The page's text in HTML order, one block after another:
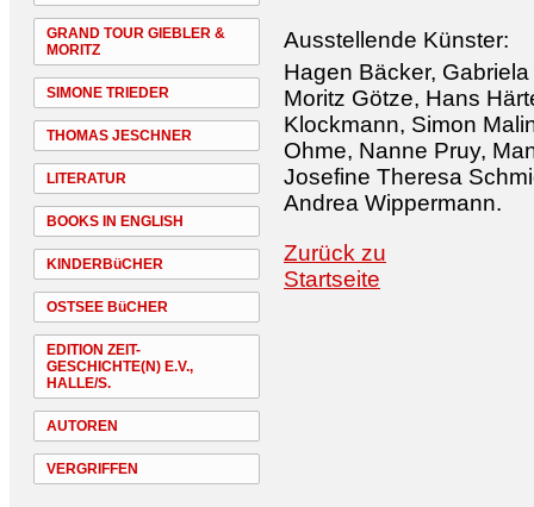
GRAND TOUR GIEBLER &
MORITZ
SIMONE TRIEDER
THOMAS JESCHNER
LITERATUR
BOOKS IN ENGLISH
KINDERBüCHER
OSTSEE BüCHER
EDITION ZEIT-
GESCHICHTE(N) E.V.,
HALLE/S.
AUTOREN
VERGRIFFEN
Ausstellende Künster:
Hagen Bäcker,
Moritz Götze, Hans
Klockmann, Simon
Ohme, Nanne Pruy,
Josefine Theresa
Andrea Wippermann.
Zurück zu
Startseite